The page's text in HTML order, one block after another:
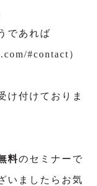
であれば
#contact）
け付けておりま
料のセミナーで
いましたらお気